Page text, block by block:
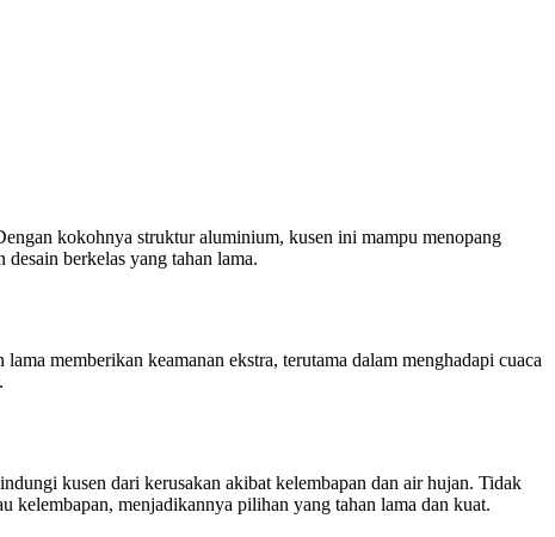
kokohnya struktur aluminium, kusen ini mampu menopang
berkelas yang tahan lama.
memberikan keamanan ekstra, terutama dalam menghadapi cuaca
kusen dari kerusakan akibat kelembapan dan air hujan. Tidak
kelembapan, menjadikannya pilihan yang tahan lama dan kuat.